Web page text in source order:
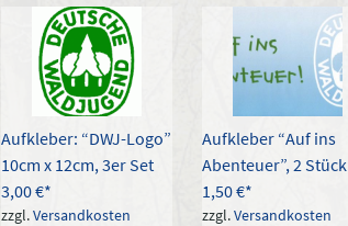
sortiert
Aufkleber: “DWJ-Logo”
10cm x 12cm, 3er Set
3,00€
zzgl.Versandkosten
Aufkleber “Auf ins
Abenteuer”, 2 Stück
1,50€
zzgl.Versandkosten